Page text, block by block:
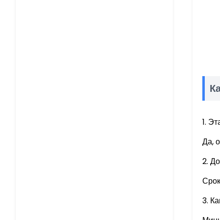
1.
Да,
2.
3.